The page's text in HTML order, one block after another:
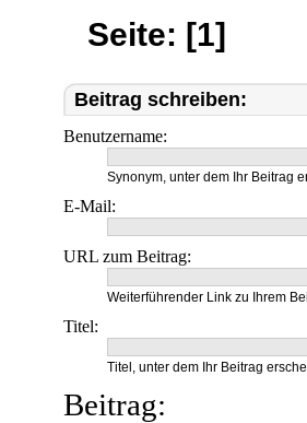
Seite: [1]
Beitrag schreiben:
Benutzername:
Synonym, unter dem Ihr Beitrag
E-Mail:
URL zum Beitrag:
Weiterführender Link zu Ihrem
Titel:
Titel, unter dem Ihr Beitrag
Beitrag: